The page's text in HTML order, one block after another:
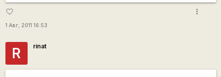
favorite_border
1 Авг, 2011 16:53
more_vert
R rinat